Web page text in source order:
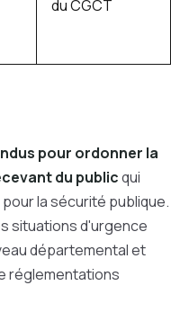
du CGCT
pour ordonner la
du publicqui
la sécurité publique.
situations d'urgence
départemental et
réglementations